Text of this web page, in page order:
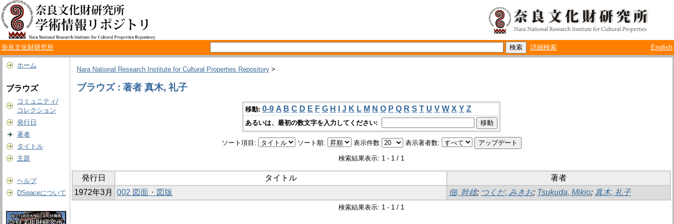
奈良文化財研究所 詳細検索 English
ホーム
ブラウズ
コミュニティ/
コレクション
発行日
著者
タイトル
主題
ヘルプ
DSpaceについて
Nara National Research Institute for Cultural Properties Repository >
ブラウズ : 著者 真木, 礼子
移動: 0-9 A B C D E F G H J K L M N O P Q R S T U V W X Y Z
あるいは、最初の数文字を入力してください:
ソート項目: ソート順: 表示件数 表示著者数:
検索結果表示: 1 - 1 / 1
発行日 タイトル
著者
1972年3月
002 図面・図版 佃, 幹雄; つくだ, みきお; Tsukuda, Mikio; 真木, 礼子
検索結果表示: 1 - 1 / 1